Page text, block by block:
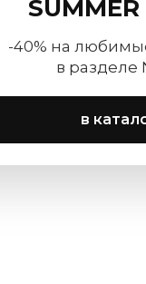
SUMMER
-40% на
в разделе
в